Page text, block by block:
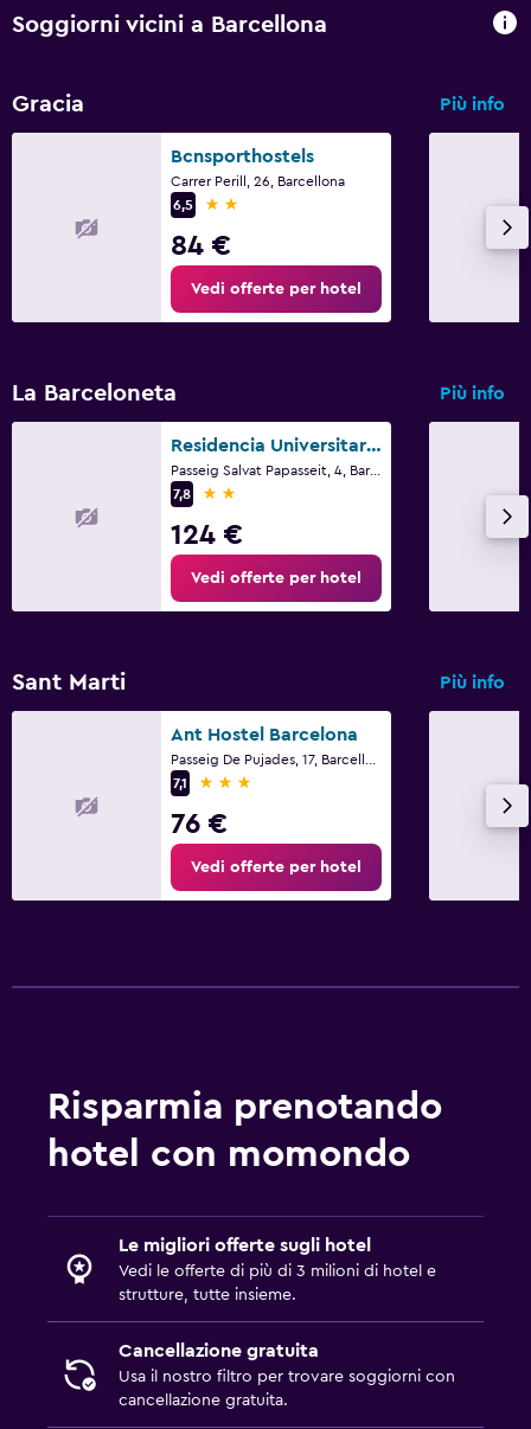
Soggiorni vicini a Barcellona
Gracia Più info
Bcnsporthostels
Carrer Perill, 26, Barcellona
6,5
2 stelle
84 €
Vedi offerte per hotel
La Barceloneta Più info
Residencia Universitaria Campus del Mar
Passeig Salvat Papasseit, 4, Barcellona
7,8
2 stelle
124 €
Vedi offerte per hotel
Sant Marti Più info
Ant Hostel Barcelona
7,1
3 stelle
76 €
Vedi offerte per hotel
Risparmia prenotando
hotel con momondo
Le migliori offerte sugli hotel
Vedi le offerte di più di 3 milioni di hotel e
strutture, tutte insieme.
Cancellazione gratuita
Usa il nostro filtro per trovare soggiorni con
cancellazione gratuita.